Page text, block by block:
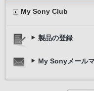
My Sony Club
製品の登録
My Sonyメール